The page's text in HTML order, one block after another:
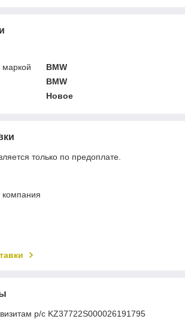
маркой
BMW
BMW
Новое
только по предоплате.
компания
р/с KZ37722S000026191795